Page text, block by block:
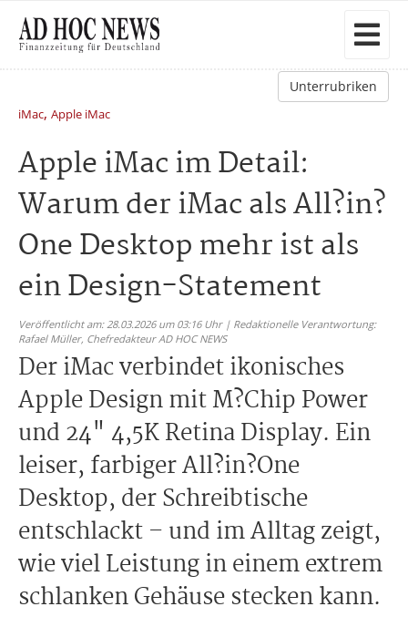
Unterrubriken
iMac, Apple iMac
Apple iMac im Detail:
Warum der iMac als All?in?
One Desktop mehr ist als
ein Design-Statement
Veröffentlicht am: 28.03.2026 um 03:16 Uhr | Redaktionelle Verantwortung:
Rafael Müller, Chefredakteur AD HOC NEWS
Der iMac verbindet ikonisches
Apple Design mit M?Chip Power
und 24" 4,5K Retina Display. Ein
leiser, farbiger All?in?One
Desktop, der Schreibtische
entschlackt – und im Alltag zeigt,
wie viel Leistung in einem extrem
schlanken Gehäuse stecken kann.